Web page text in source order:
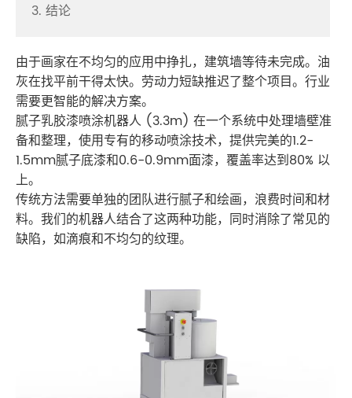
3. 结论
由于画家在不均匀的应用中挣扎，建筑墙等待未完成。油
灰在找平前干得太快。劳动力短缺推迟了整个项目。行业
需要更智能的解决方案。
腻子乳胶漆喷涂机器人 (3.3m) 在一个系统中处理墙壁准
备和整理，使用专有的移动喷涂技术，提供完美的1.2-
1.5mm腻子底漆和0.6-0.9mm面漆，覆盖率达到80% 以
上。
传统方法需要单独的团队进行腻子和绘画，浪费时间和材
料。我们的机器人结合了这两种功能，同时消除了常见的
缺陷，如滴痕和不均匀的纹理。